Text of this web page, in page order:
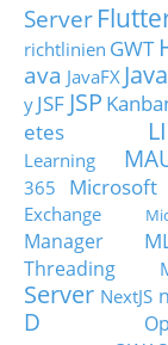
Server
richtlinien GWT
ava JavaFX
y JSF JSP
etes
Learning
365
Microsoft
Exchange
Manager
Threading
Server NextJS
D